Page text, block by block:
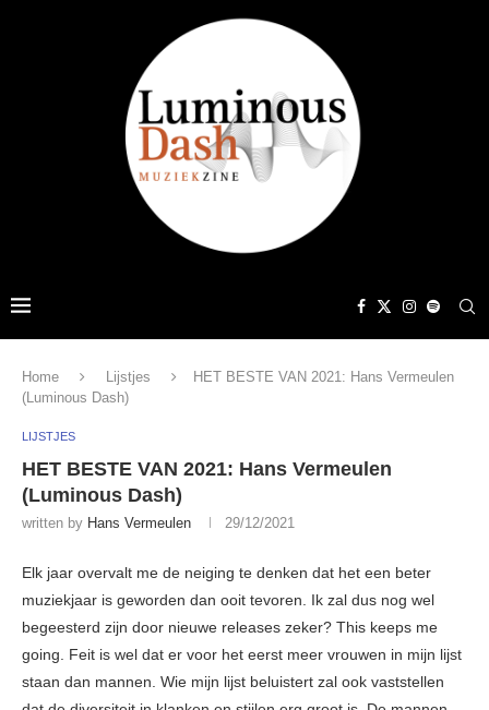
Home Lijstjes
HET BESTE VAN 2021: Hans Vermeulen
(Luminous Dash)
LIJSTJES
HET BESTE VAN 2021: Hans Vermeulen
(Luminous Dash)
written by Hans Vermeulen 29/12/2021
Elk jaar overvalt me de neiging te denken dat het een beter
muziekjaar is geworden dan ooit tevoren. Ik zal dus nog wel
begeesterd zijn door nieuwe releases zeker? This keeps me
going. Feit is wel dat er voor het eerst meer vrouwen in mijn lijst
staan dan mannen. Wie mijn lijst beluistert zal ook vaststellen